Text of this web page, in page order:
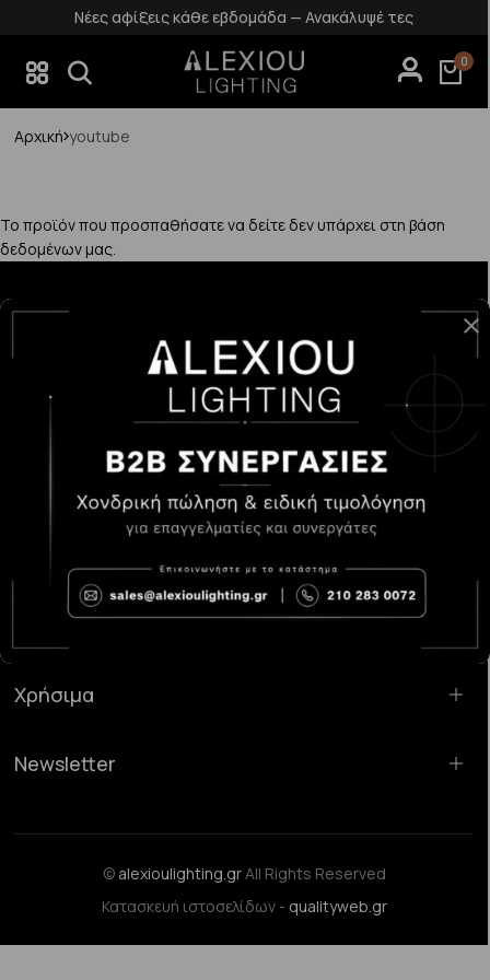
Νέες αφίξεις κάθε εβδομάδα — Ανακάλυψέ τες
0
Αρχική youtube
Το προϊόν που προσπαθήσατε να δείτε δεν υπάρχει στη βάση
δεδομένων μας.
Κατάστημα Χαλάνδρι:Σαρανταπόρου 55, 15232, Χαλάνδρι
sales@alexioulighting.gr
210 283 0072
6983123181
Χρήσιμα
Newsletter
© alexioulighting.grAll Rights Reserved
Κατασκευή ιστοσελίδων - qualityweb.gr